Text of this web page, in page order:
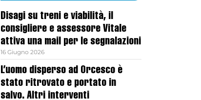
Disagi su treni e viabilità, il
consigliere e assessore Vitale
attiva una mail per le segnalazioni
16 Giugno 2026
L’uomo disperso ad Orcesco è
stato ritrovato e portato in
salvo. Altri interventi